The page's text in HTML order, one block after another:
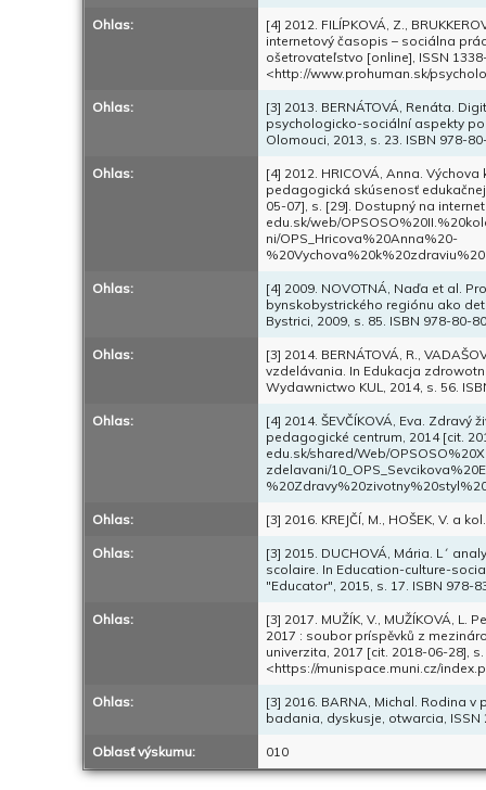
Ohlas:
[4] 2012. FILÍPKOVÁ, Z.,
internetový časopis – sociálna
ošetrovateľstvo [online], ISSN
<http://www.prohuman.sk/
Ohlas:
[3] 2013. BERNÁTOVÁ, Renáta.
psychologicko-sociální aspekty
Olomouci, 2013, s. 23. ISBN 978-
Ohlas:
[4] 2012. HRICOVÁ, Anna.
pedagogická skúsenosť
05-07], s. [29]. Dostupný na
edu.sk/web/
ni/OPS_Hricova%20Anna%20-
Ohlas:
[4] 2009. NOVOTNÁ, Naďa et al.
bynskobystrického regiónu ako
Bystrici, 2009, s. 85. ISBN 978-80-
Ohlas:
[3] 2014. BERNÁTOVÁ, R.,
vzdelávania. In Edukacja
Wydawnictwo KUL, 2014, s. 56.
Ohlas:
[4] 2014. ŠEVČÍKOVÁ, Eva.
pedagogické centrum, 2014 [cit.
edu.sk/shared/Web/
zdelavani/
Ohlas: [3] 2016. KREJČÍ, M., HOŠEK, V. a
Ohlas:
[3] 2015. DUCHOVÁ, Mária. L´
scolaire. In Education-culture-
"Educator", 2015, s. 17. ISBN 978-
Ohlas:
[3] 2017. MUŽÍK, V., MUŽÍKOVÁ,
2017 : soubor príspěvků z
univerzita, 2017 [cit. 2018-06-28],
<https://munispace.muni.cz/
Ohlas:
[3] 2016. BARNA, Michal. Rodina
badania, dyskusje, otwarcia, ISSN
Oblasť výskumu: 010